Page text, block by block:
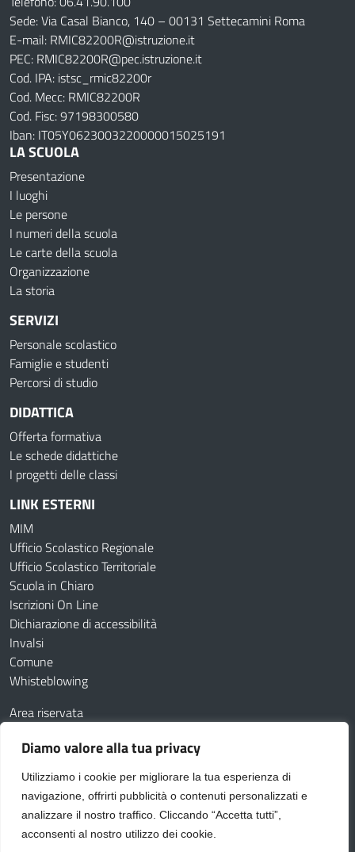
Diamo valore alla tua privacy
Utilizziamo i cookie per migliorare la tua esperienza di
navigazione, offrirti pubblicità o contenuti personalizzati e
analizzare il nostro traffico. Cliccando “Accetta tutti”,
acconsenti al nostro utilizzo dei cookie.
Sede: Via Casal Bianco, 140 – 00131 Settecamini Roma
E-mail: RMIC82200R@istruzione.it
PEC: RMIC82200R@pec.istruzione.it
Cod. IPA: istsc_rmic82200r
Cod. Mecc: RMIC82200R
Cod. Fisc: 97198300580
Iban: IT05Y0623003220000015025191
LA SCUOLA
Presentazione
I luoghi
Le persone
I numeri della scuola
Le carte della scuola
Organizzazione
La storia
SERVIZI
Personale scolastico
Famiglie e studenti
Percorsi di studio
DIDATTICA
Offerta formativa
Le schede didattiche
I progetti delle classi
LINK ESTERNI
MIM
Ufficio Scolastico Regionale
Ufficio Scolastico Territoriale
Scuola in Chiaro
Iscrizioni On Line
Dichiarazione di accessibilità
Invalsi
Comune
Whisteblowing
Area riservata
Amministrazione TrasparenteAlbo online
Dichiarazione di accessibilitàObiettivi di accessibilità
FeedbackNote legaliPrivacy PolicyCookie